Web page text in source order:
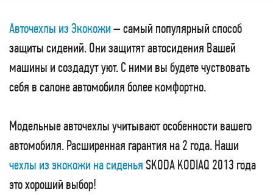
Авточехлы из Экокожи– самый популярный способ
защиты сидений. Они защитят автосидения Вашей
машины и создадут уют. С ними вы будете чуствовать
себя в салоне автомобиля более комфортно.
Модельные авточехлы учитывают особенности вашего
автомобиля. Расширенная гарантия на 2 года. Наши
чехлы из экокожи на сиденьяSKODA KODIAQ 2013 года
это хороший выбор!